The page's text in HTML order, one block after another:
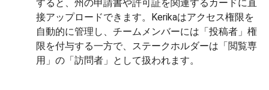
すると、州の申請書や許可証を関連するカードに直
接アップロードできます。Kerikaはアクセス権限を
自動的に管理し、チームメンバーには「投稿者」権
限を付与する一方で、ステークホルダーは「閲覧専
用」の「訪問者」として扱われます。